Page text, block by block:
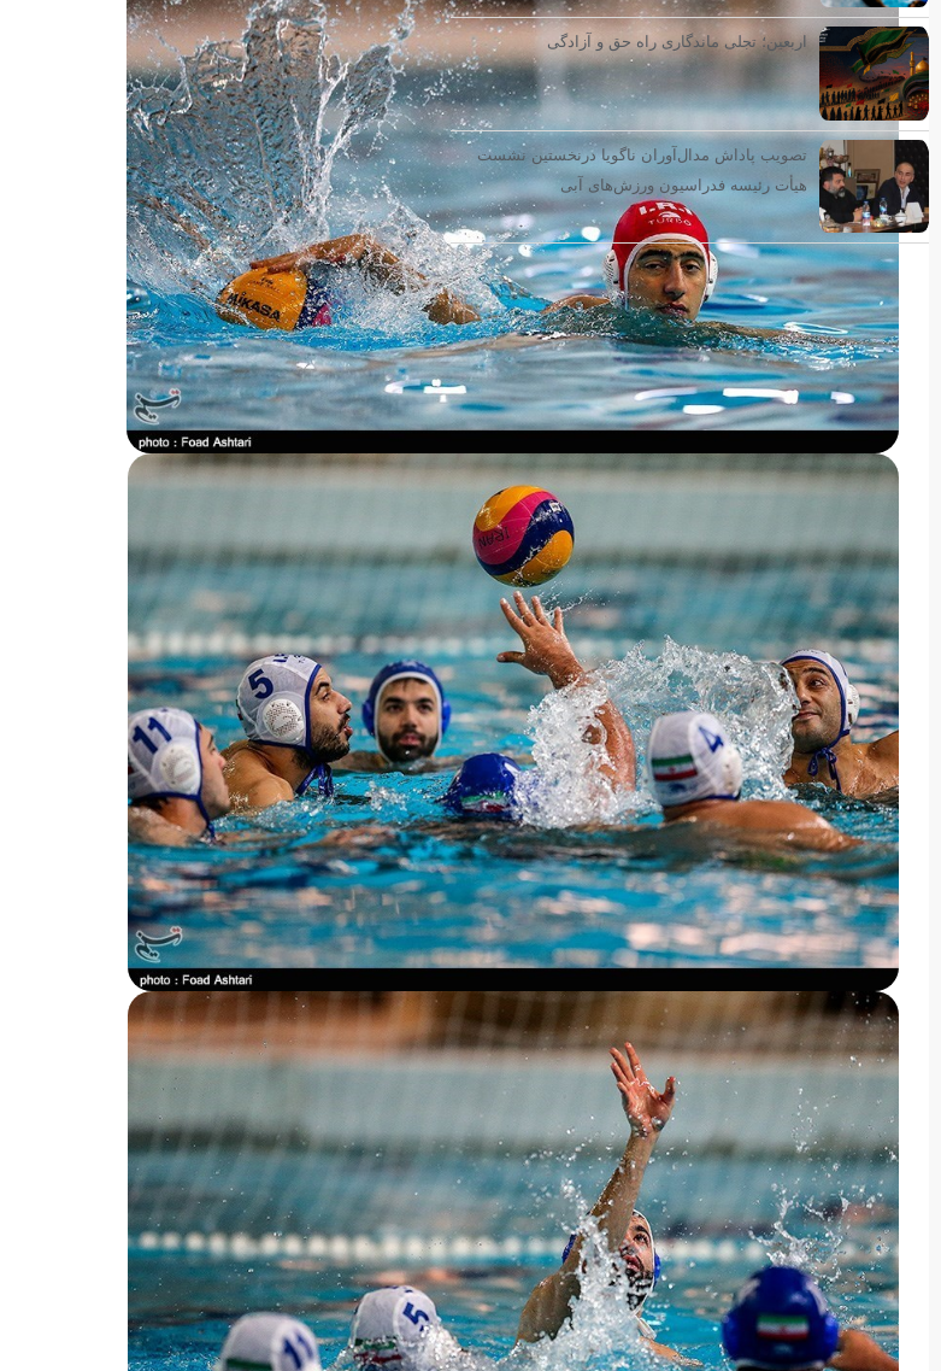
اربعین؛ تجلی ماندگاری راه حق و آزادگی
تصویب پاداش مدال‌آوران ناگویا درنخستین نشست
هیأت رئیسه فدراسیون ورزش‌های آبی